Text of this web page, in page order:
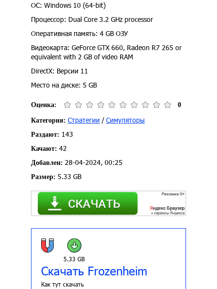
ОС: Windows 10 (64-bit)
Процессор: Dual Core 3.2 GHz processor
Оперативная память: 4 GB ОЗУ
Видеокарта: GeForce GTX 660, Radeon R7 265 or
equivalent with 2 GB of video RAM
DirectX: Версии 11
Место на диске: 5 GB
Оценка: 0
Категория: Стратегии / Симуляторы
Раздают: 143
Качают: 42
Добавлен: 28-04-2024, 00:25
Размер: 5.33 GB
5.33 GB
Скачать Frozenheim
Как тут скачать